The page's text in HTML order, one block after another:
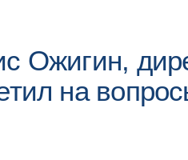
Ожигин,
на